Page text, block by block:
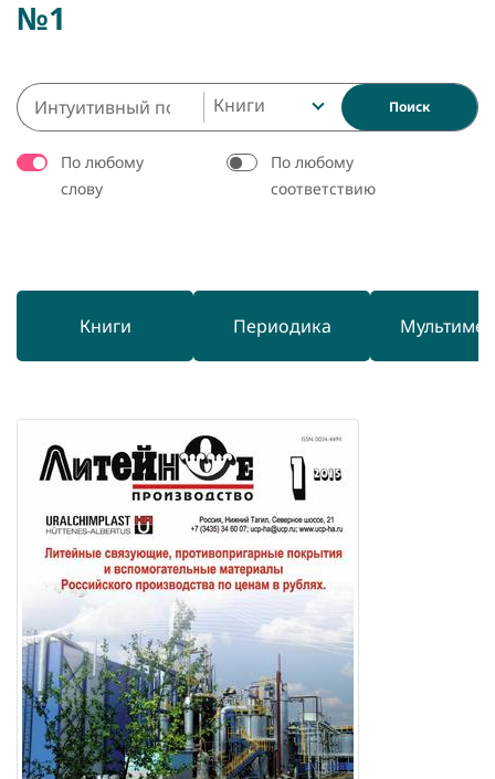
№1
Книги Поиск
По любому
слову
По любому
соответствию
Книги Периодика